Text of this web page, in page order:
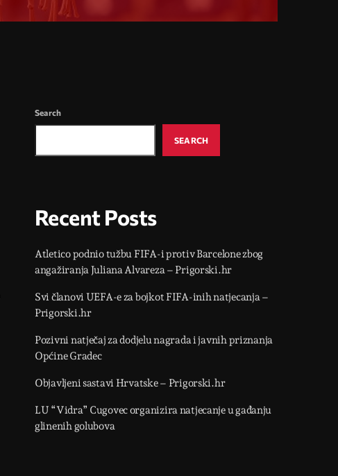
Search
SEARCH
Recent Posts
Atletico podnio tužbu FIFA-i protiv Barcelone zbog
angažiranja Juliana Alvareza – Prigorski.hr
Svi članovi UEFA-e za bojkot FIFA-inih natjecanja –
Prigorski.hr
Pozivni natječaj za dodjelu nagrada i javnih priznanja
Općine Gradec
Objavljeni sastavi Hrvatske – Prigorski.hr
LU “Vidra” Cugovec organizira natjecanje u gađanju
glinenih golubova